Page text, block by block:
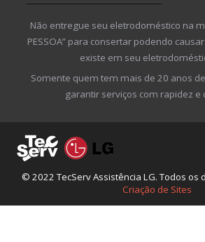
Não entregue seu eletrodoméstico na
PESSOA” para consertar podendo
existe em seu
Somente quem tem mais de 20 anos
garantir serviços com rapidez e
© 2022 TecServ Assistência LG. Todos
Criação de Sites